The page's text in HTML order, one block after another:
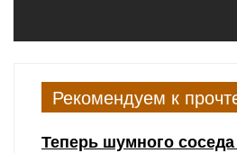
Рекомендуем к
Теперь шумного